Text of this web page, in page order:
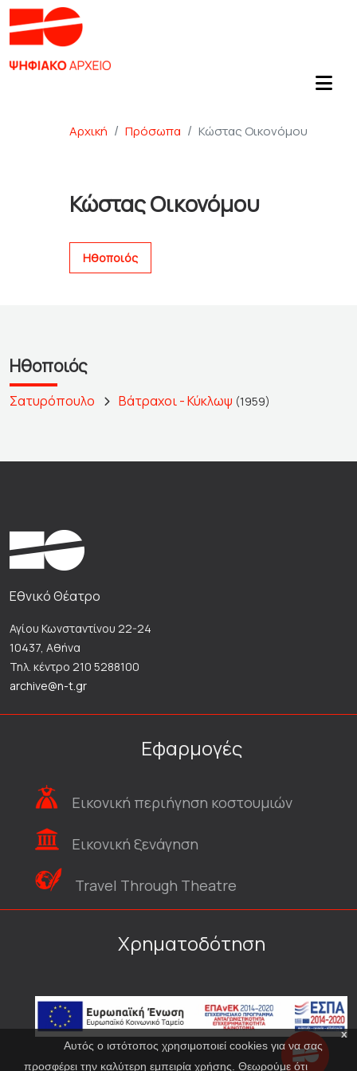
Αρχική Πρόσωπα Κώστας Οικονόμου
Κώστας Οικονόμου
Ηθοποιός
Ηθοποιός
Σατυρόπουλο Βάτραχοι - Κύκλωψ (1959)
x
Αυτός ο ιστότοπος χρησιμοποιεί cookies για να σας
προσφέρει την καλύτερη εμπειρία χρήσης. Θεωρούμε ότι
Εθνικό Θέατρο
Αγίου Κωνσταντίνου 22-24
10437, Αθήνα
Τηλ. κέντρο 210 5288100
archive@n-t.gr
Εφαρμογές
Εικονική περιήγηση κοστουμιών
Εικονική ξενάγηση
Travel Through Theatre
Χρηματοδότηση